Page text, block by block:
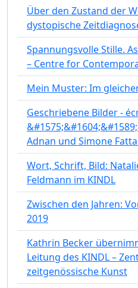
Über den Zustand der
dystopische
Spannungsvolle Stille.
– Centre for
Mein Muster: Im
Geschriebene Bilder -
Adnan und Simone
Wort, Schrift, Bild:
Feldmann im KINDL
Zwischen den Jahren:
2019
Kathrin Becker
Leitung des KINDL –
zeitgenössische Kunst